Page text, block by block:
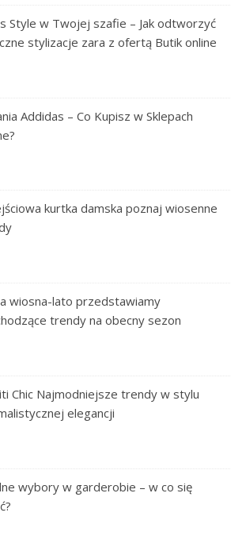
Style w Twojej szafie – Jak odtworzyć
stylizacje zara z ofertą Butik online
Addidas – Co Kupisz w Sklepach
kurtka damska poznaj wiosenne
wiosna-lato przedstawiamy
trendy na obecny sezon
Chic Najmodniejsze trendy w stylu
elegancji
wybory w garderobie – w co się